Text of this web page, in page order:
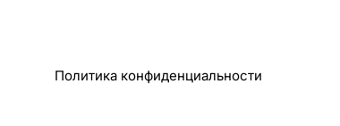
Политика конфиденциальности